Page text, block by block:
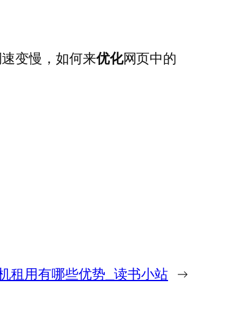
变慢，如何来优化网页中的
租用有哪些优势_读书小站 →